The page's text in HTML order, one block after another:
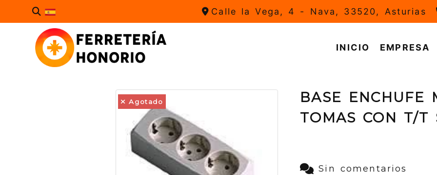
Calle la Vega, 4 - Nava, 33520, Asturias
INICIO EMPRESA
Agotado
BASE ENCHUFE
TOMAS CON T/T
Sin comentarios